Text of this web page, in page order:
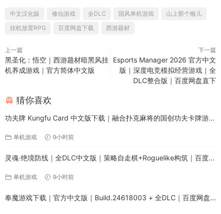
中文汉化版 修仙游戏 全DLC 国风单机游戏
山上那个猴儿
挂机放置RPG
百度网盘下载 西游题材
上一篇
黑圣化：悟空｜西游题材暗黑风挂
机养成游戏｜官方简体中文版
下一篇
Esports Manager 2026 官方中文
版｜深度电竞模拟经营游戏｜全
DLC整合版｜百度网盘直下
猜你喜欢
功夫牌 Kungfu Card 中文版下载｜融合扑克麻将的国创功夫卡牌游戏
单机游戏 9小时前
灵魂·绝境防线｜全DLC中文版｜策略自走棋+Roguelike构筑｜百度网
单机游戏 9小时前
奉魔游戏下载｜官方中文版｜Build.24618003 + 全DLC｜百度网盘